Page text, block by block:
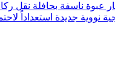
عبوة ناسفة بحافلة نقل
نووية جديدة استعداداً